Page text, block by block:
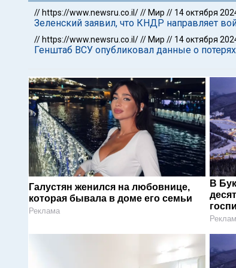
// https://www.newsru.co.il/// Мир // 14 октября
Зеленский заявил, что КНДР направляет
// https://www.newsru.co.il/// Мир // 14 октября
Генштаб ВСУ опубликовал данные о
Галустян женился на любовнице,
которая бывала в доме его семьи
Реклама
В